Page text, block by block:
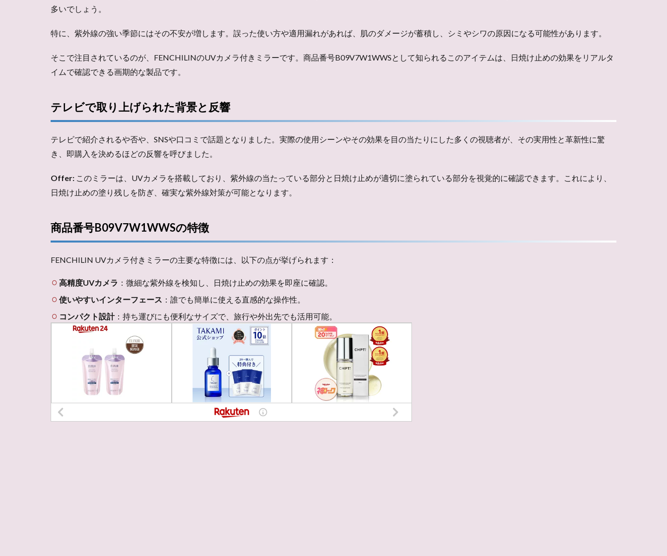
多いでしょう。
特に、紫外線の強い季節にはその不安が増します。誤った使い方や適用漏れがあれば、肌のダメージが蓄積し、シミやシワの原因になる可能性があります。
そこで注目されているのが、FENCHILINのUVカメラ付きミラーです。商品番号B09V7W1WWSとして知られるこのアイテムは、日焼け止めの効果をリアルタ
イムで確認できる画期的な製品です。
テレビで取り上げられた背景と反響
テレビで紹介されるや否や、SNSや口コミで話題となりました。実際の使用シーンやその効果を目の当たりにした多くの視聴者が、その実用性と革新性に驚
き、即購入を決めるほどの反響を呼びました。
Offer: このミラーは、UVカメラを搭載しており、紫外線の当たっている部分と日焼け止めが適切に塗られている部分を視覚的に確認できます。これにより、
日焼け止めの塗り残しを防ぎ、確実な紫外線対策が可能となります。
商品番号B09V7W1WWSの特徴
FENCHILIN UVカメラ付きミラーの主要な特徴には、以下の点が挙げられます：
高精度UVカメラ ：微細な紫外線を検知し、日焼け止めの効果を即座に確認。
使いやすいインターフェース ：誰でも簡単に使える直感的な操作性。
コンパクト設計：持ち運びにも便利なサイズで、旅行や外出先でも活用可能。